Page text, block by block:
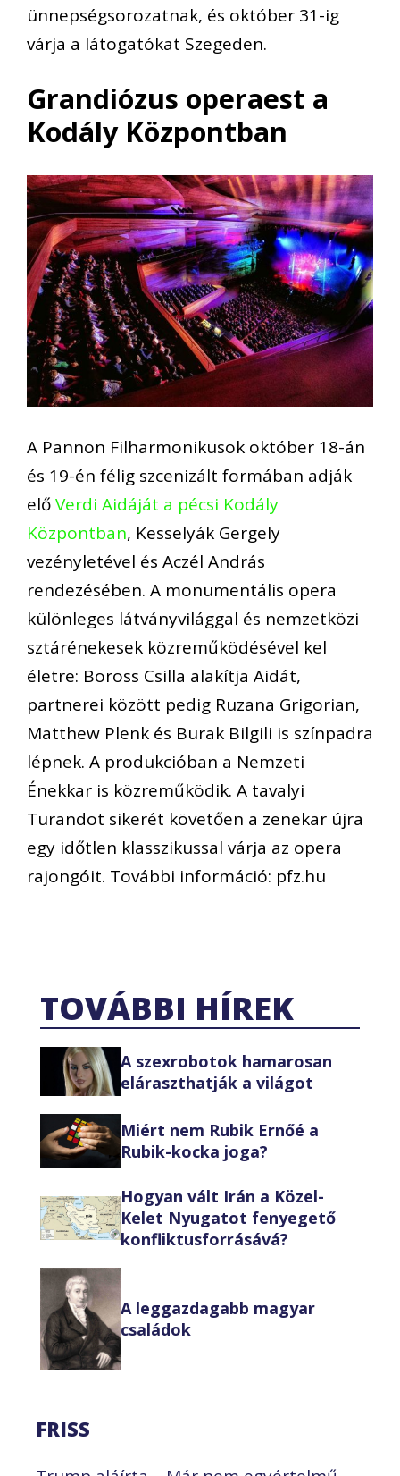
ünnepségsorozatnak, és október 31-ig
várja a látogatókat Szegeden.
Grandiózus operaest a
Kodály Központban
A Pannon Filharmonikusok október 18-án
és 19-én félig szcenizált formában adják
előVerdi Aidáját a pécsi Kodály
Központban, Kesselyák Gergely
vezényletével és Aczél András
rendezésében. A monumentális opera
különleges látványvilággal és nemzetközi
sztárénekesek közreműködésével kel
életre: Boross Csilla alakítja Aidát,
partnerei között pedig Ruzana Grigorian,
Matthew Plenk és Burak Bilgili is színpadra
lépnek. A produkcióban a Nemzeti
Énekkar is közreműködik. A tavalyi
Turandot sikerét követően a zenekar újra
egy időtlen klasszikussal várja az opera
rajongóit. További információ: pfz.hu
TOVÁBBI HÍREK
A szexrobotok hamarosan
eláraszthatják a világot
Miért nem Rubik Ernőé a
Rubik-kocka joga?
Hogyan vált Irán a Közel-
Kelet Nyugatot fenyegető
konfliktusforrásává?
A leggazdagabb magyar
családok
FRISS